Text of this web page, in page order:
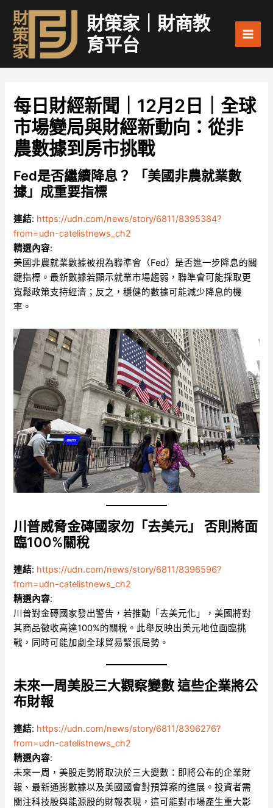
內
財策家｜財商教
育平台
每日財經新聞｜12月2日｜全球
市場變局與財經新動向：從非
農數據到房市挑戰
Fed是否繼續降息？ 「美國非農就業數
據」成重要指標
連結: https://udn.com/news/story/6811/8395384?
from=udn-catelistnews_ch2
精選內容:
美國非農就業數據被視為聯準會（Fed）是否進一步降息的關
鍵指標。最新數據若顯示就業市場趨弱，聯準會可能採取更
寬鬆政策支持經濟；反之，穩健的數據可能減少降息的機
率。
川普威脅金磚國家勿「去美元」 否則將面
臨100%關稅
連結: https://udn.com/news/story/6811/8396596?
from=udn-catelistnews_ch2
精選內容:
川普對金磚國家發出警告，若推動「去美元化」，美國將對
其商品徵收高達100%的關稅。此舉反映出美元地位面臨挑
戰，同時可能加劇全球貿易緊張局勢。
未來一周美股三大觀察變數 這些企業將公
布財報
連結: https://udn.com/news/story/6811/8396276?
from=udn-catelistnews_ch2
精選內容:
未來一周，美股走勢將取決於三大變數：即將公布的企業財
報、最新通膨數據以及美國國會對預算案的進展。投資者需
關注科技股與能源股的財報表現，這可能對市場產生重大影